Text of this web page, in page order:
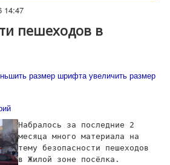
14:47
пешеходов в
размер шрифта увеличить размер
Набралось за последние 2
месяца много материала на
тему безопасности пешеходов
в Жилой зоне посёлка.